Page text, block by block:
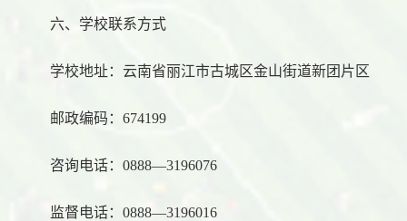
六、学校联系方式
学校地址：云南省丽江市古城区金山街道新团片区
邮政编码： 674199
咨询电话： 0888—3196076
监督电话： 0888—3196016